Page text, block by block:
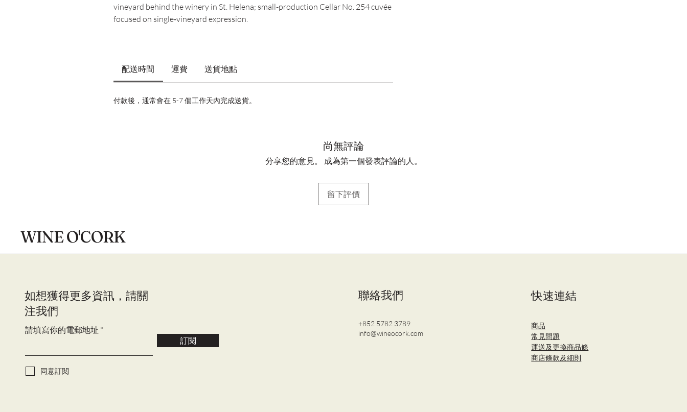
vineyard behind the winery in St. Helena; small-production Cellar No. 254 cuvée
focused on single‑vineyard expression.
配送時間 運費 送貨地點
付款後，通常會在 5-7 個工作天內完成送貨。
尚無評論
分享您的意見。 成為第一個發表評論的人。
留下評價
WINE O'CORK
​如想獲得更多資訊，請關
注我們
請填寫你的電郵地址
訂閱
同意訂閱
聯絡我們
+852 5782 3789
info@wineocork.com
快速連結
商品
​常見問題
運送及更換商品條
商店條款及細則